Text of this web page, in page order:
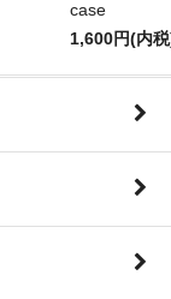
case
1,600円(内